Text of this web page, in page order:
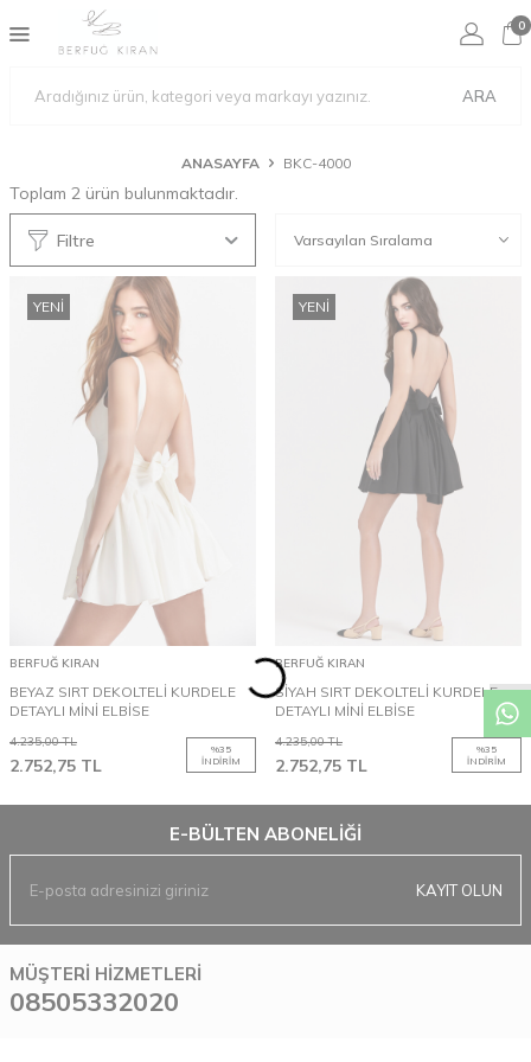
ARA
0
ANASAYFA BKC-4000
Toplam 2 ürün bulunmaktadır.
Filtre
YENI
BERFUĞ KIRAN
BEYAZ SIRT DEKOLTELİ KURDELE
DETAYLI MİNİ ELBİSE
4.235,00TL
2.752,75 TL
%35
İNDIRIM
YENI
BERFUĞ KIRAN
SİYAH SIRT DEKOLTELİ KURDELE
DETAYLI MİNİ ELBİSE
4.235,00TL
2.752,75 TL
%35
İNDIRIM
E-BÜLTEN ABONELIĞI
KAYIT OLUN
MÜŞTERI HIZMETLERI
08505332020